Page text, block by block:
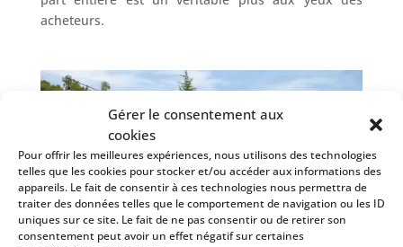
Gérer le consentement aux
cookies
Pour offrir les meilleures expériences, nous utilisons des technologies
telles que les cookies pour stocker et/ou accéder aux informations des
appareils. Le fait de consentir à ces technologies nous permettra de
traiter des données telles que le comportement de navigation ou les ID
uniques sur ce site. Le fait de ne pas consentir ou de retirer son
consentement peut avoir un effet négatif sur certaines
acheteurs.